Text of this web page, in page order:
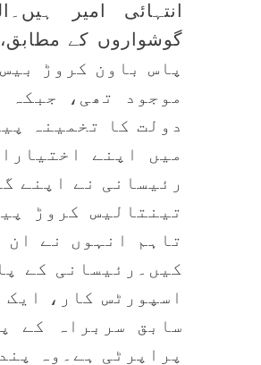
انتہائی امیر
پاس باون کروڑ
موجود تھی،
دولت کا تخمینہ
میں اپنے
رئیسانی نے اپنے
تینتالیس کروڑ
تاہم انہوں نے ان
کیں۔رئیسانی کے
اسپورٹس کار،
سابق سربراہ کے
پراپرٹی ہے۔وہ